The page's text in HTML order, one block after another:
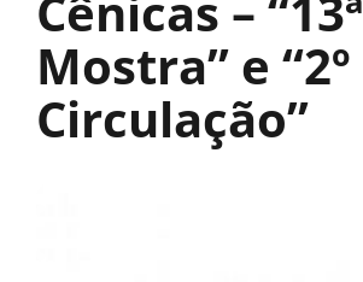
Mostra” e “2º
Circulação”